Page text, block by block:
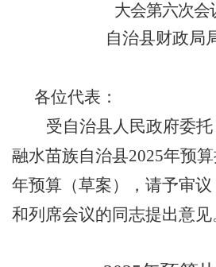
大会第六次会
自治县财政局
各位代表：
受自治县人民政府委
融水苗族自治县2025年预
年预算（草案），请予审议
和列席会议的同志提出意见